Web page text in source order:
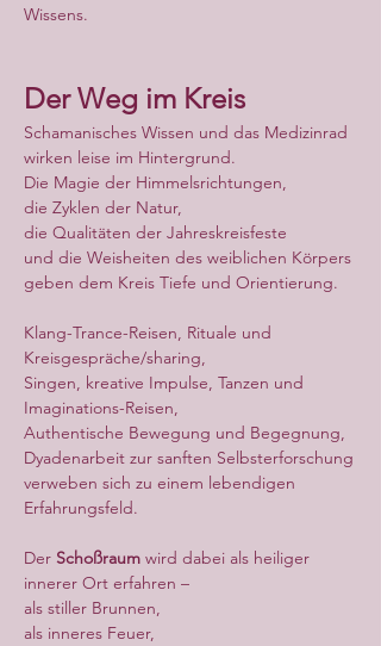
Wissens.
Der Weg im Kreis
Schamanisches Wissen und das Medizinrad
wirken leise im Hintergrund.
Die Magie der Himmelsrichtungen,
die Zyklen der Natur,
die Qualitäten der Jahreskreisfeste
und die Weisheiten des weiblichen Körpers
geben dem Kreis Tiefe und Orientierung.
Klang-Trance-Reisen, Rituale und
Kreisgespräche/sharing,
Singen, kreative Impulse, Tanzen und
Imaginations-Reisen,
Authentische Bewegung und Begegnung,
Dyadenarbeit zur sanften Selbsterforschung
verweben sich zu einem lebendigen
Erfahrungsfeld.
Der Schoßraum wird dabei als heiliger
innerer Ort erfahren –
als stiller Brunnen,
als inneres Feuer,